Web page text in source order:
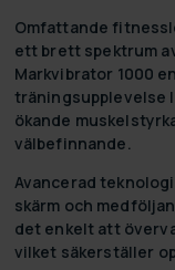
Omfattande
ett brett spektrum
Markvibrator 1000
träningsupplevelse
ökande
välbefinnande.
Avancerad
skärm och
det enkelt att
vilket säkerställer